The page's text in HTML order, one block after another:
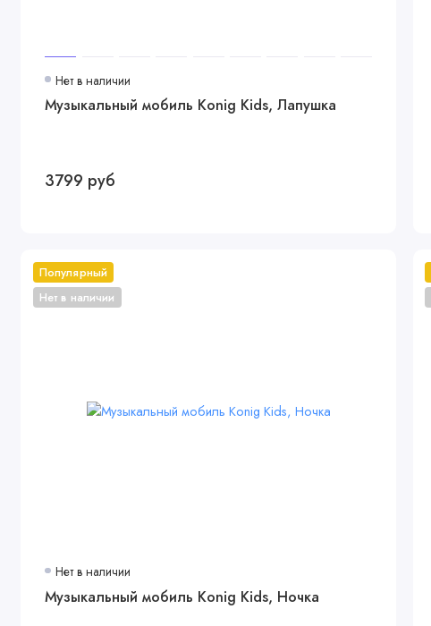
Нет в наличии
Музыкальный мобиль Konig Kids, Лапушка
3799 руб
Популярный
Нет в наличии
Нет в наличии
Музыкальный мобиль Konig Kids, Ночка